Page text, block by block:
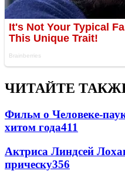
ЧИТАЙТЕ
Фильм о Человеке-
хитом года411
Актриса Линдсей
прическу356